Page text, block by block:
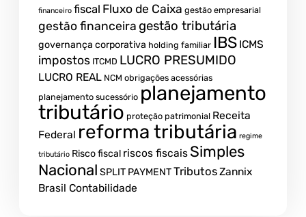
financeiro fiscal Fluxo de Caixa gestão empresarial
gestão financeira gestão tributária
governança corporativa holding familiar IBS ICMS
impostos ITCMD LUCRO PRESUMIDO
LUCRO REAL NCM obrigações acessórias
planejamento sucessório planejamento
tributário proteção patrimonial Receita
Federal reforma tributária regime
tributário Risco fiscal riscos fiscais Simples
Nacional SPLIT PAYMENTTributosZannix
Brasil Contabilidade